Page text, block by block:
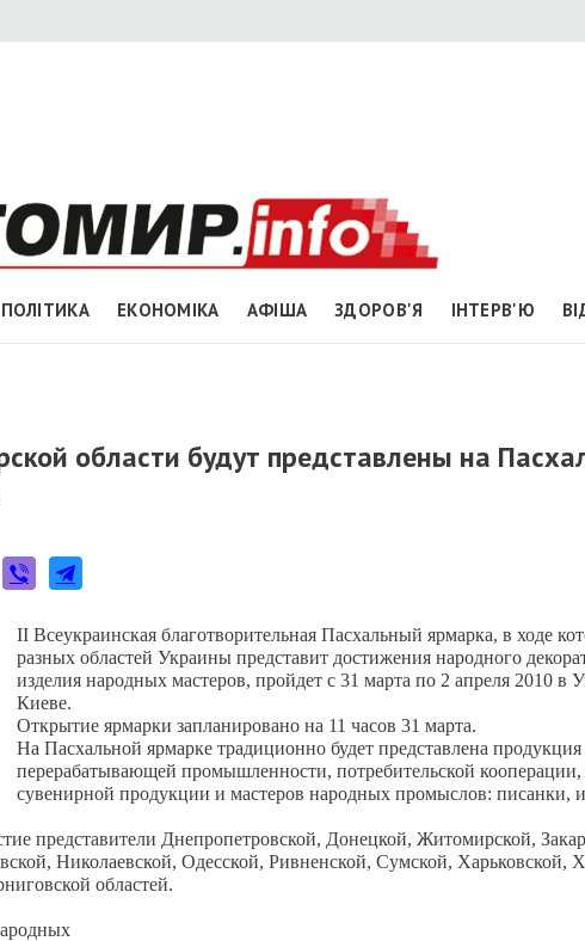
ПОЛІТИКА ЕКОНОМІКА АФІША ЗДОРОВ'Я ІНТЕРВ'Ю
области будут представлены на
II Всеукраинская благотворительная Пасхальный ярмарка, в ходе
разных областей Украины представит достижения народного
изделия народных мастеров, пройдет с 31 марта по 2 апреля 2010 в
Киеве.
Открытие ярмарки запланировано на 11 часов 31 марта.
На Пасхальной ярмарке традиционно будет представлена
перерабатывающей промышленности, потребительской кооперации,
сувенирной продукции и мастеров народных промыслов: писанки,
представители Днепропетровской, Донецкой, Житомирской,
Николаевской, Одесской, Ривненской, Сумской, Харьковской,
областей.